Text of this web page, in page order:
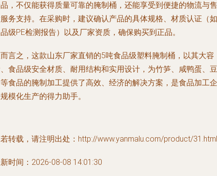
，不仅能获得质量可靠的腌制桶，还能享受到便捷的物流与售
务支持。在采购时，建议确认产品的具体规格、材质认证（如
级PE检测报告）以及厂家资质，确保购买到正品。
言之，这款山东厂家直销的5吨食品级塑料腌制桶，以其大容
食品级安全材质、耐用结构和实用设计，为竹笋、咸鸭蛋、豆
食品的腌制加工提供了高效、经济的解决方案，是食品加工企
模化生产的得力助手。
转载，请注明出处：http://www.yanmalu.com/product/31.html
时间：2026-08-08 14:01:30